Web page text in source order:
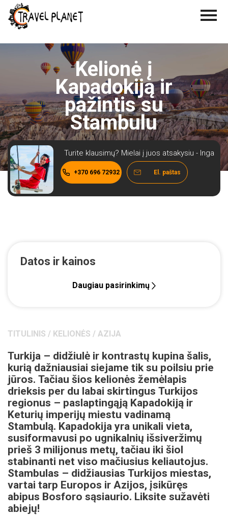
Kelionė į
Kapadokiją ir
pažintis su
Stambulu
TITULINIS / KELIONĖS / AZIJA
Turkija – didžiulė ir kontrastų kupina šalis,
kurią dažniausiai siejame tik su poilsiu prie
jūros. Tačiau šios kelionės žemėlapis
drieksis per du labai skirtingus Turkijos
regionus – paslaptingąją Kapadokiją ir
Keturių imperijų miestu vadinamą
Stambulą. Kapadokija yra unikali vieta,
susiformavusi po ugnikalnių išsiveržimų
prieš 3 milijonus metų, tačiau iki šiol
stabinanti net viso mačiusius keliautojus.
Stambulas – didžiausias Turkijos miestas,
vartai tarp Europos ir Azijos, įsikūręs
abipus Bosforo sąsiaurio. Liksite sužavėti
abiejų!
Datos ir kainos
Daugiau pasirinkimų
Turite klausimų? Mielai į juos atsakysiu - Inga
+370 696 72932 El. paštas